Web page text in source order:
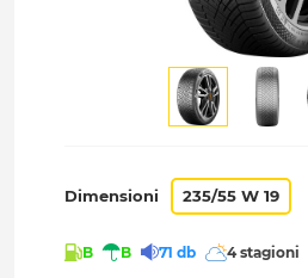
Dimensioni 235/55 W 19
B B 71 db 4 stagioni